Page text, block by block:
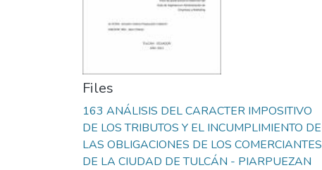
Files
163 ANÁLISIS DEL CARACTER IMPOSITIVO
DE LOS TRIBUTOS Y EL INCUMPLIMIENTO DE
LAS OBLIGACIONES DE LOS COMERCIANTES
DE LA CIUDAD DE TULCÁN - PIARPUEZAN